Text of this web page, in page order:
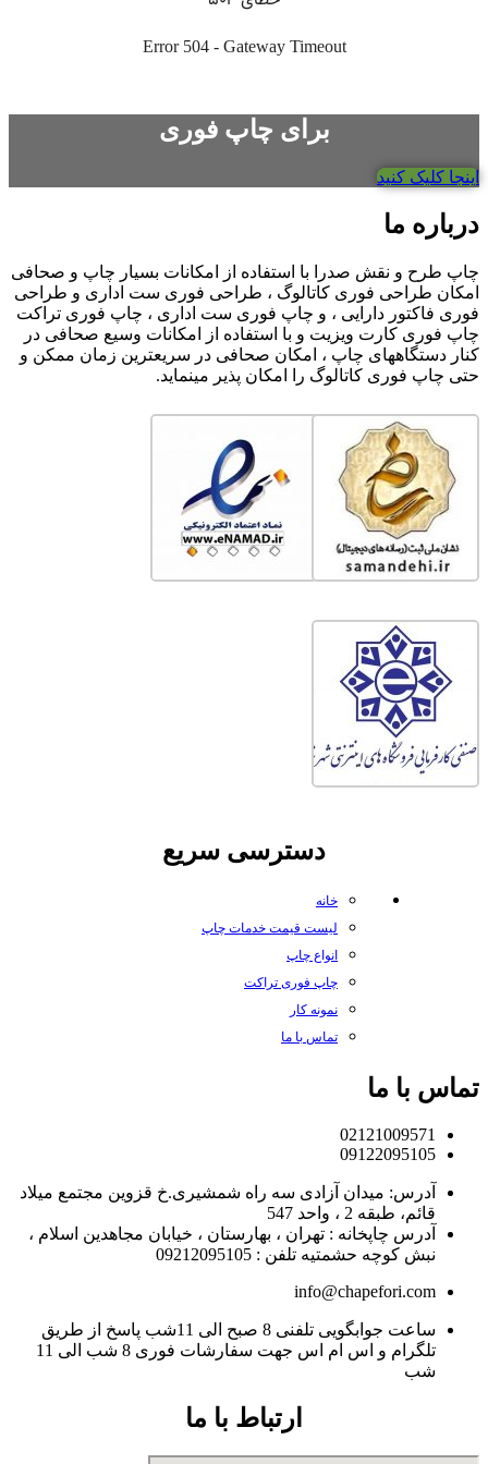
برای چاپ فوری
اینجا کلیک کنید
درباره ما
چاپ طرح و نقش صدرا با استفاده از امکانات بسیار چاپ و صحافی
امکان طراحی فوری کاتالوگ ، طراحی فوری ست اداری و طراحی
فوری فاکتور دارایی ، و چاپ فوری ست اداری ، چاپ فوری تراکت
چاپ فوری کارت ویزیت و با استفاده از امکانات وسیع صحافی در
کنار دستگاههای چاپ ، امکان صحافی در سریعترین زمان ممکن و
حتی چاپ فوری کاتالوگ را امکان پذیر مینماید.
دسترسی سریع
خانه
لیست قیمت خدمات چاپ
انواع چاپ
چاپ فوری تراکت
نمونه کار
تماس با ما
تماس با ما
02121009571
09122095105
آدرس: میدان آزادی سه راه شمشیری.خ قزوین مجتمع میلاد
قائم، طبقه 2 ، واحد 547
آدرس چاپخانه : تهران ، بهارستان ، خیابان مجاهدین اسلام ،
نبش کوچه حشمتیه تلفن : 09212095105
info@chapefori.com
ساعت جوابگویی تلفنی 8 صبح الی 11شب پاسخ از طریق
تلگرام و اس ام اس جهت سفارشات فوری 8 شب الی 11
شب
ارتباط با ما